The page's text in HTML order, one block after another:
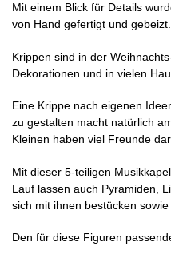
Mit einem Blick für Details
von Hand gefertigt und gebeizt.
Krippen sind in der
Dekorationen und in vielen
Eine Krippe nach eigenen
zu gestalten macht natürlich
Kleinen haben viel Freunde
Mit dieser 5-teiligen
Lauf lassen auch Pyramiden,
sich mit ihnen bestücken sowie
Den für diese Figuren